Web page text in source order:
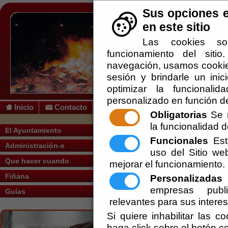
Sus opciones
en este sitio
Las cookies
funcionamiento del
navegación, usamos
sesión y brindarle un
optimizar la
personalizado en función
Obligatorias Se
la funcionalidad
Funcionales
uso del Sitio
mejorar el funcionamiento.
Personalizadas
empresas
relevantes para sus
Si quiere inhabilitar las
Inicio Contacto
El Ayuntamiento
Administración-e
Que hacer cuando
Fiñana
Guías
Usted se encuentra
Mapa Web
El Ayuntamiento